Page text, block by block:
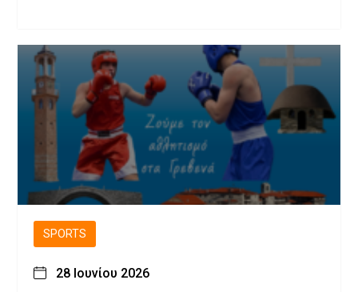
SPORTS
28 Ιουνίου 2026